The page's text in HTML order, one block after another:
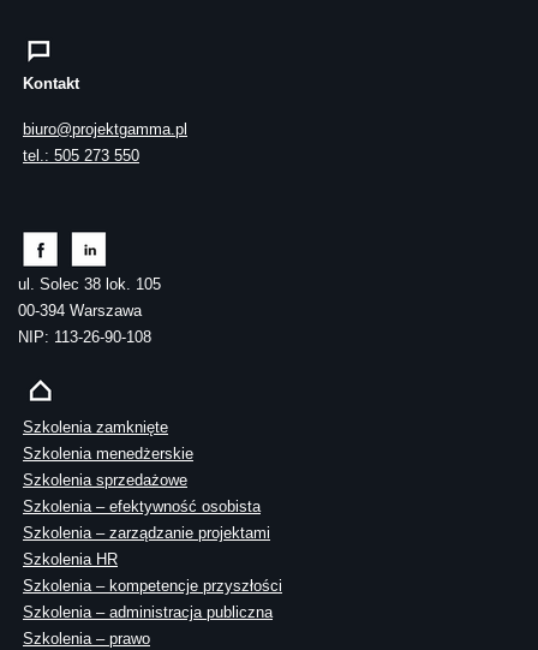
Kontakt
biuro@projektgamma.pl
tel.: 505 273 550
ul. Solec 38 lok. 105
00-394 Warszawa
NIP: 113-26-90-108
Szkolenia zamknięte
Szkolenia menedżerskie
Szkolenia sprzedażowe
Szkolenia – efektywność osobista
Szkolenia – zarządzanie projektami
Szkolenia HR
Szkolenia – kompetencje przyszłości
Szkolenia – administracja publiczna
Szkolenia – prawo